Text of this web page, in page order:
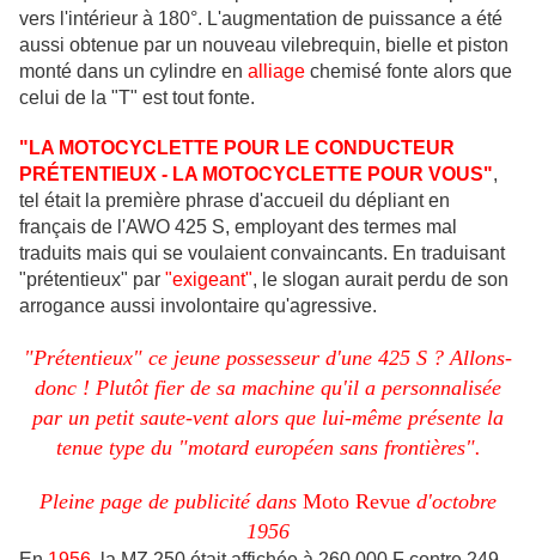
vers l'intérieur à 180°. L'augmentation de puissance a été
aussi obtenue par un nouveau vilebrequin, bielle et piston
monté dans un cylindre en alliage chemisé fonte alors que
celui de la "T" est tout fonte.
"LA MOTOCYCLETTE POUR LE CONDUCTEUR
PRÉTENTIEUX - LA MOTOCYCLETTE POUR VOUS",
tel était la première phrase d'accueil du dépliant en
français de l'AWO 425 S, employant des termes mal
traduits mais qui se voulaient convaincants. En traduisant
"prétentieux" par "exigeant", le slogan aurait perdu de son
arrogance aussi involontaire qu'agressive.
"Prétentieux" ce jeune possesseur d'une 425 S ? Allons-
donc ! Plutôt fier de sa machine qu'il a personnalisée
par un petit saute-vent alors que lui-même présente la
tenue type du "motard européen sans frontières".
Pleine page de publicité dans Moto Revue d'octobre
1956